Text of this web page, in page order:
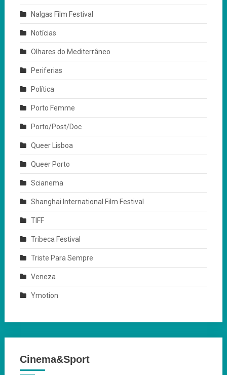
Nalgas Film Festival
Notícias
Olhares do Mediterrâneo
Periferias
Política
Porto Femme
Porto/Post/Doc
Queer Lisboa
Queer Porto
Scianema
Shanghai International Film Festival
TIFF
Tribeca Festival
Triste Para Sempre
Veneza
Ymotion
Cinema&Sport